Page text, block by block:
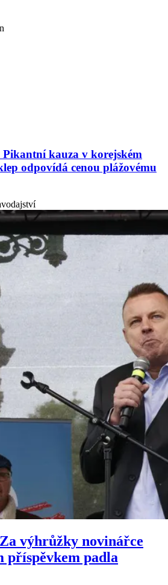
kauza v korejském
odpovídá cenou plážovému
výhrůžky novinářce
příspěvkem padla